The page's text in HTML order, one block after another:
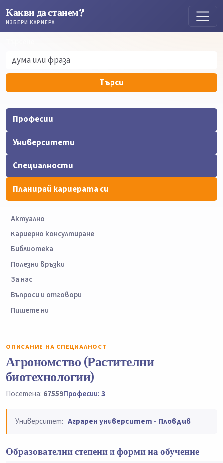
Какви да станем?
ИЗБЕРИ КАРИЕРА
Търси
Професии
Университети
Специалности
Планирай кариерата си
Актуално
Кариерно консултиране
Библиотека
Полезни връзки
За нас
Въпроси и отговори
Пишете ни
ОПИСАНИЕ НА СПЕЦИАЛНОСТ
Агрономство (Растителни
биотехнологии)
Посетена: 67559Професии:3
Университет: Аграрен университет - Пловдив
Образователни степени и форми на обучение